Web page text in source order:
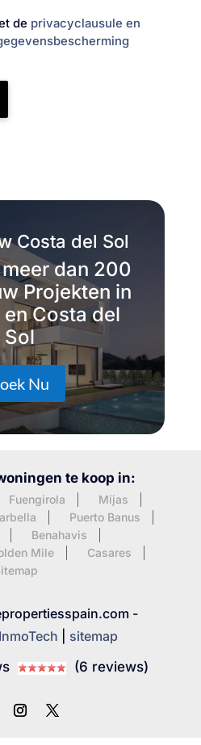
de privacyclausule en
Costa del Sol
dan 200
Projekten in
Costa del
Sol
Nu
te koop in:
Fuengirola
Mijas
Puerto Banus
Benahavis
Mile
Casares
-
InmoTech
sitemap
(6 reviews)